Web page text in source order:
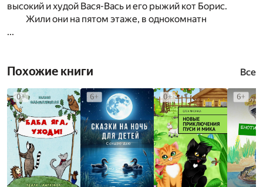
высокий и худой Вася-Вась и его рыжий кот Борис.
Жили они на пятом этаже, в однокомнатн
...
Похожие книги Все